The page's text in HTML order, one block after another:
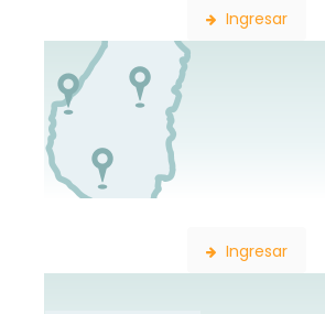
Ingresar
Ingresar